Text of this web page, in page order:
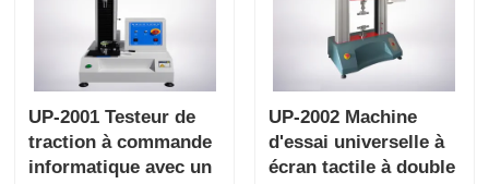
UP-2001 Testeur de
traction à commande
informatique avec un
UP-2002 Machine
d'essai universelle à
écran tactile à double